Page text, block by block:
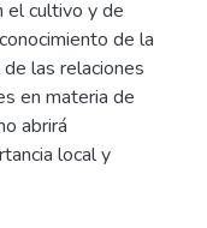
el cultivo y de
de la
las relaciones
en materia de
abrirá
local y